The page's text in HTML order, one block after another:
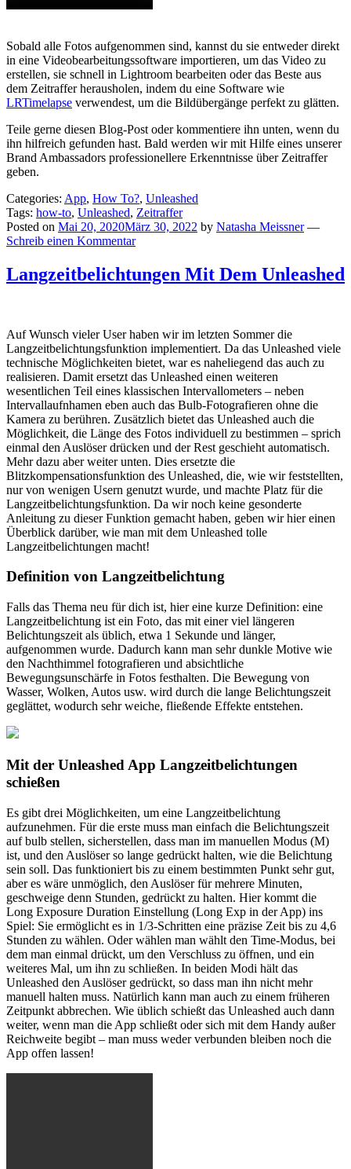
Sobald alle Fotos aufgenommen sind, kannst du sie entweder direkt
in eine Videobearbeitungssoftware importieren, um das Video zu
erstellen, sie schnell in Lightroom bearbeiten oder das Beste aus
dem Zeitraffer herausholen, indem du eine Software wie
LRTimelapse verwendest, um die Bildübergänge perfekt zu glätten.
Teile gerne diesen Blog-Post oder kommentiere ihn unten, wenn du
ihn hilfreich gefunden hast. Bald werden wir mit Hilfe eines unserer
Brand Ambassadors professionellere Erkenntnisse über Zeitraffer
geben.
Categories: App, How To?, Unleashed
Tags: how-to, Unleashed, Zeitraffer
Posted on Mai 20, 2020März 30, 2022 by Natasha Meissner —
Schreib einen Kommentar
Langzeitbelichtungen Mit Dem Unleashed
Auf Wunsch vieler User haben wir im letzten Sommer die
Langzeitbelichtungsfunktion implementiert. Da das Unleashed viele
technische Möglichkeiten bietet, war es naheliegend das auch zu
realisieren. Damit ersetzt das Unleashed einen weiteren
wesentlichen Teil eines klassischen Intervallometers – neben
Intervallaufnhamen eben auch das Bulb-Fotografieren ohne die
Kamera zu berühren. Zusätzlich bietet das Unleashed auch die
Möglichkeit, die Länge des Fotos individuell zu bestimmen – sprich
einmal den Auslöser drücken und der Rest geschieht automatisch.
Mehr dazu aber weiter unten. Dies ersetzte die
Blitzkompensationsfunktion des Unleashed, die, wie wir feststellten,
nur von wenigen Usern genutzt wurde, und machte Platz für die
Langzeitbelichtungsfunktion. Da wir noch keine gesonderte
Anleitung zu dieser Funktion gemacht haben, geben wir hier einen
Überblick darüber, wie man mit dem Unleashed tolle
Langzeitbelichtungen macht!
Definition von Langzeitbelichtung
Falls das Thema neu für dich ist, hier eine kurze Definition: eine
Langzeitbelichtung ist ein Foto, das mit einer viel längeren
Belichtungszeit als üblich, etwa 1 Sekunde und länger,
aufgenommen wurde. Dadurch kann man sehr dunkle Motive wie
den Nachthimmel fotografieren und absichtliche
Bewegungsunschärfe in Fotos festhalten. Die Bewegung von
Wasser, Wolken, Autos usw. wird durch die lange Belichtungszeit
geglättet, wodurch sehr weiche, fließende Effekte entstehen.
Mit der Unleashed App Langzeitbelichtungen
schießen
Es gibt drei Möglichkeiten, um eine Langzeitbelichtung
aufzunehmen. Für die erste muss man einfach die Belichtungszeit
auf bulb stellen, sicherstellen, dass man im manuellen Modus (M)
ist, und den Auslöser so lange gedrückt halten, wie die Belichtung
sein soll. Das funktioniert bis zu einem bestimmten Punkt sehr gut,
aber es wäre unmöglich, den Auslöser für mehrere Minuten,
geschweige denn Stunden, gedrückt zu halten. Hier kommt die
Long Exposure Duration Einstellung (Long Exp in der App) ins
Spiel: Sie ermöglicht es in 1/3-Schritten eine präzise Zeit bis zu 4,6
Stunden zu wählen. Oder wählen man wählt den Time-Modus, bei
dem man einmal drückt, um den Verschluss zu öffnen, und ein
weiteres Mal, um ihn zu schließen. In beiden Modi hält das
Unleashed den Auslöser gedrückt, so dass man ihn nicht mehr
manuell halten muss. Natürlich kann man auch zu einem früheren
Zeitpunkt abbrechen. Wie üblich schießt das Unleashed auch dann
weiter, wenn man die App schließt oder sich mit dem Handy außer
Reichweite begibt – man muss weder verbunden bleiben noch die
App offen lassen!